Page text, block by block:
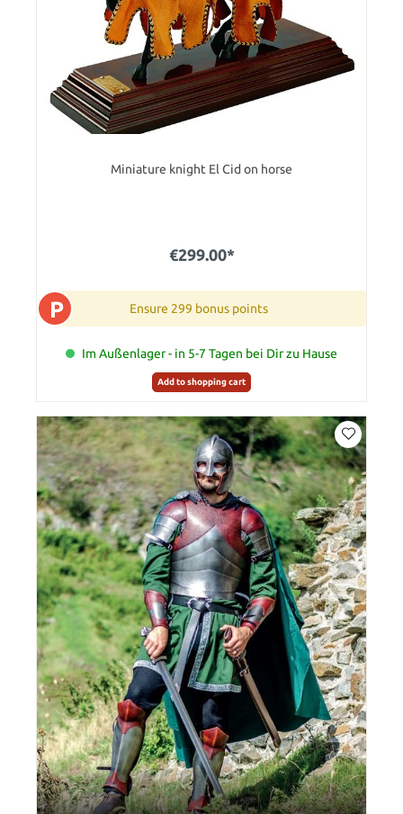
Miniature knight El Cid on horse
€299.00*
P Ensure 299 bonus points
Im Außenlager - in 5-7 Tagen bei Dir zu Hause
Add to shopping cart